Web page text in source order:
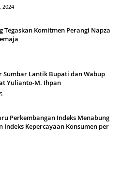
2024
Tegaskan Komitmen Perangi Napza
Sumbar Lantik Bupati dan Wabup
Yulianto-M. Ihpan
Perkembangan Indeks Menabung
Indeks Kepercayaan Konsumen per